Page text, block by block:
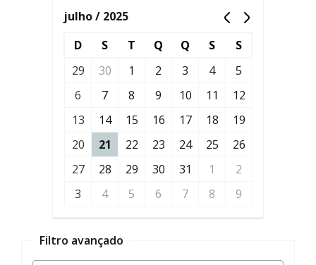
julho / 2025
D
S T Q Q S
S
29
30 1 2 3 4
5
6
7 8 9 10 11
12
13
14 15 16 17 18
19
20
21 22 23 24 25
26
27
28 29 30 31 1
2
3
4 5 6 7 8 9
Filtro avançado